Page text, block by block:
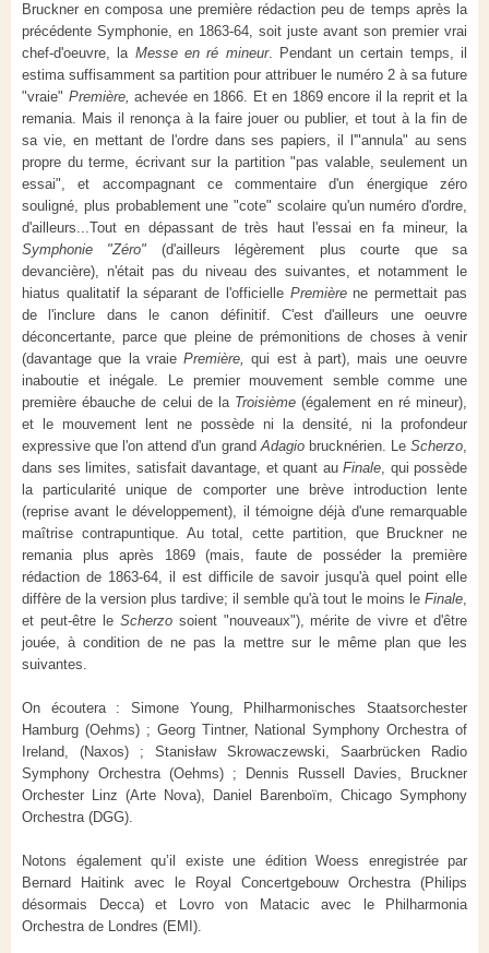
Bruckner en composa une première rédaction peu de temps après la
précédente Symphonie, en 1863-64, soit juste avant son premier vrai
chef-d'oeuvre, la Messe en ré mineur. Pendant un certain temps, il
estima suffisamment sa partition pour attribuer le numéro 2 à sa future
"vraie" Première, achevée en 1866. Et en 1869 encore il la reprit et la
remania. Mais il renonça à la faire jouer ou publier, et tout à la fin de
sa vie, en mettant de l'ordre dans ses papiers, il l'"annula" au sens
propre du terme, écrivant sur la partition "pas valable, seulement un
essai", et accompagnant ce commentaire d'un énergique zéro
souligné, plus probablement une "cote" scolaire qu'un numéro d'ordre,
d'ailleurs...Tout en dépassant de très haut l'essai en fa mineur, la
Symphonie "Zéro" (d'ailleurs légèrement plus courte que sa
devancière), n'était pas du niveau des suivantes, et notamment le
hiatus qualitatif la séparant de l'officiellePremièrene permettait pas
de l'inclure dans le canon définitif. C'est d'ailleurs une oeuvre
déconcertante, parce que pleine de prémonitions de choses à venir
(davantage que la vraiePremière,qui est à part), mais une oeuvre
inaboutie et inégale. Le premier mouvement semble comme une
première ébauche de celui de la Troisième (également en ré mineur),
et le mouvement lent ne possède ni la densité, ni la profondeur
expressive que l'on attend d'un grandAdagiobrucknérien. LeScherzo,
dans ses limites, satisfait davantage, et quant au Finale, qui possède
la particularité unique de comporter une brève introduction lente
(reprise avant le développement), il témoigne déjà d'une remarquable
maîtrise contrapuntique. Au total, cette partition, que Bruckner ne
remania plus après 1869 (mais, faute de posséder la première
rédaction de 1863-64, il est difficile de savoir jusqu'à quel point elle
diffère de la version plus tardive; il semble qu'à tout le moins le Finale,
et peut-être le Scherzosoient "nouveaux"), mérite de vivre et d'être
jouée, à condition de ne pas la mettre sur le même plan que les
suivantes.
On écoutera : Simone Young, Philharmonisches Staatsorchester
Hamburg (Oehms) ; Georg Tintner, National Symphony Orchestra of
Ireland, (Naxos) ; Stanisław Skrowaczewski, Saarbrücken Radio
Symphony Orchestra (Oehms) ; Dennis Russell Davies, Bruckner
Orchester Linz (Arte Nova), Daniel Barenboïm, Chicago Symphony
Orchestra (DGG).
Notons également qu’il existe une édition Woess enregistrée par
Bernard Haitink avec le Royal Concertgebouw Orchestra (Philips
désormais Decca) et Lovro von Matacic avec le Philharmonia
Orchestra de Londres (EMI).